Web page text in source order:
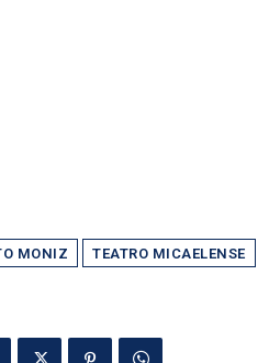
MONIZ TEATRO MICAELENSE